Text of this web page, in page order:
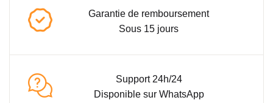
Garantie de remboursement
Sous 15 jours
Support 24h/24
Disponible sur WhatsApp